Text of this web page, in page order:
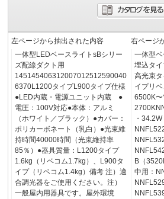
左ページから抽出された内容
一体型LEDベースライトsBシリー
ズ配線ダクト用
145145406312007012512590040
6370L1200タイプL900タイプ仕様
●LED内蔵・電源ユニット内蔵 ●
電圧：100V対応●本体：アルミ
（ホワイト／ブラック）●カバー：
ポリカーボネート（乳白）●光束維
持時間40000時間（光束維持率
85％）●器具質量：L1200タイプ
1.6kg（リベコム1.7kg）、L900タ
イプ（リベコム1.4kg）備考 注）適
合調光器をご使用ください。注）
一般屋内用器具です。屋外環境
右ページ
一体型
埋込タ
高光束
イプリ
6500K
・
B（
中用：